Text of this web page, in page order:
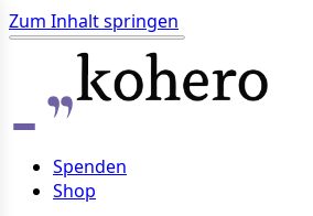
Zum Inhalt springen
Spenden
Shop